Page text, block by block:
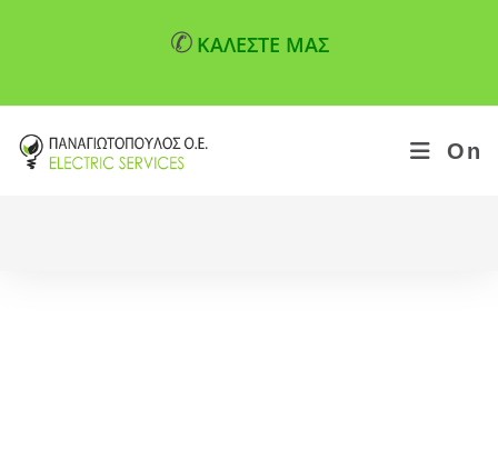
✆ ΚΑΛΕΣΤΕ ΜΑΣ
On